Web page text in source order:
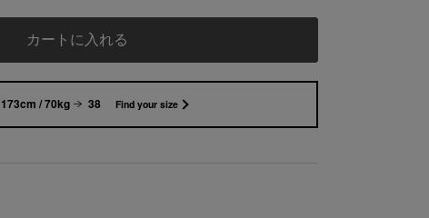
カートに入れる
173cm / 70kg 38 Find your size